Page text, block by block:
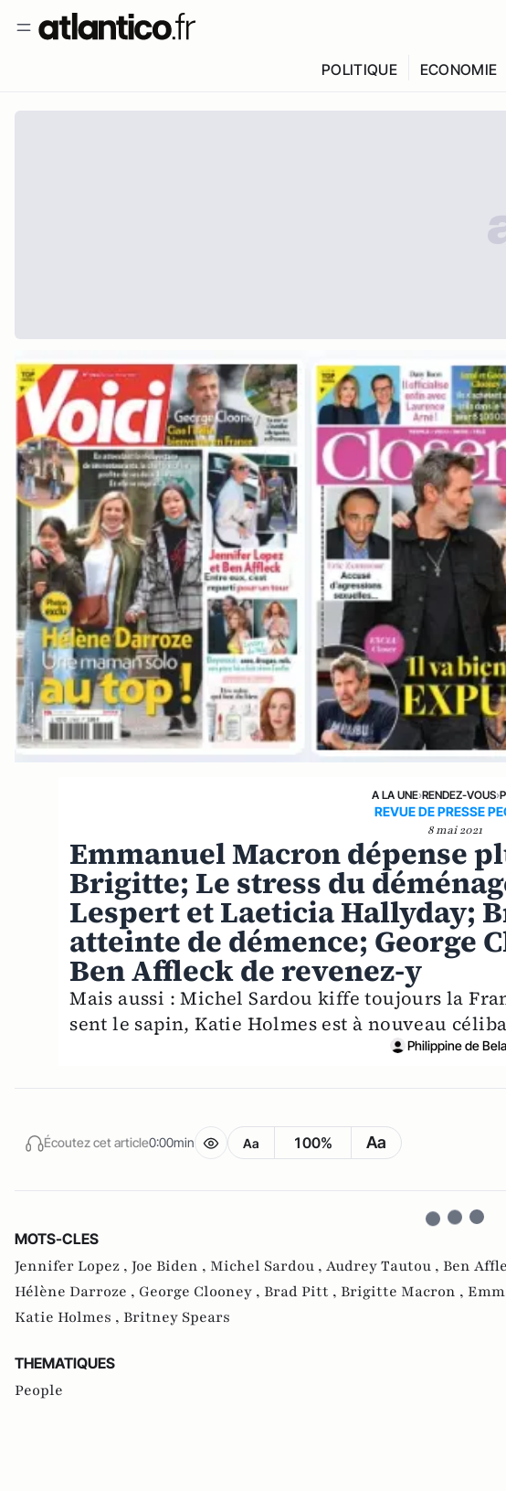
POLITIQUE ECONOMIE
A LA UNE›RENDEZ-VOUS›
REVUE DE PRESSE
8 mai 2021
Emmanuel Macron dépense
Brigitte; Le stress du
Lespert et Laeticia Hallyday;
atteinte de démence; George
Ben Affleck de revenez-y
Mais aussi : Michel Sardou kiffe toujours la
sent le sapin, Katie Holmes est à nouveau
Philippine de
Écoutez cet article0:00min Aa 100% Aa
MOTS-CLES
Jennifer Lopez , Joe Biden , Michel Sardou , Audrey Tautou , Ben
Hélène Darroze , George Clooney , Brad Pitt , Brigitte Macron ,
Katie Holmes , Britney Spears
THEMATIQUES
People